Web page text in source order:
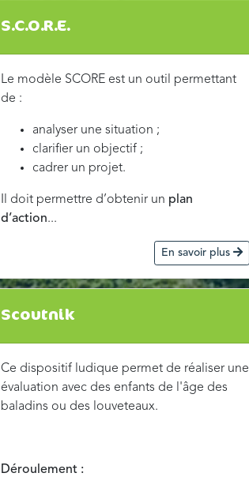
S.C.O.R.E.
Le modèle SCORE est un outil permettant
de :
analyser une situation ;
clarifier un objectif ;
cadrer un projet.
Il doit permettre d’obtenir un plan
d’action...
En savoir plus
Scoutnik
Ce dispositif ludique permet de réaliser une
évaluation avec des enfants de l'âge des
baladins ou des louveteaux.
Déroulement :